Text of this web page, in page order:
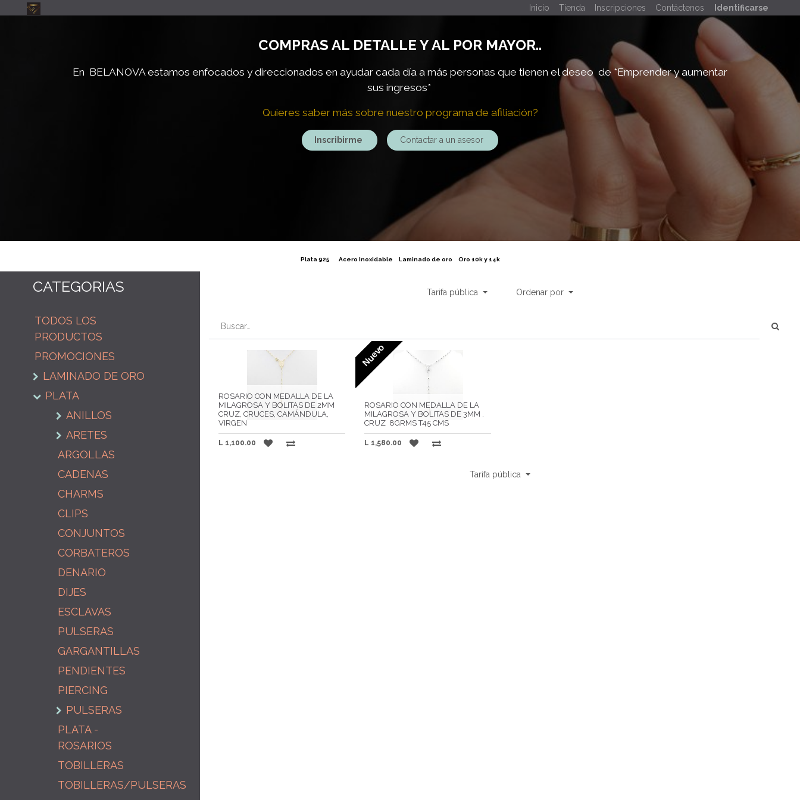
Inicio Tienda Inscripciones Contáctenos Identificarse
COMPRAS AL DETALLE Y AL POR MAYOR..
En BELANOVA estamos enfocados y direccionados en ayudar cada día a más personas que tienen el deseo de *Emprender y aumentar
sus ingresos*
Quieres saber más sobre nuestro programa de afiliación?
Inscribirme Contactar a un asesor
Plata 925 Acero Inoxidable Laminado de oro Oro 10k y 14k
CATEGORIAS
TODOS LOS
PRODUCTOS
PROMOCIONES
LAMINADO DE ORO
PLATA
ANILLOS
ARETES
ARGOLLAS
CADENAS
CHARMS
CLIPS
CONJUNTOS
CORBATEROS
DENARIO
DIJES
ESCLAVAS
PULSERAS
GARGANTILLAS
PENDIENTES
PIERCING
PULSERAS
PLATA -
ROSARIOS
TOBILLERAS
TOBILLERAS/PULSERAS
Tarifa pública Ordenar por
ROSARIO CON MEDALLA DE LA
MILAGROSA Y BOLITAS DE 2MM
CRUZ, CRUCES, CAMÁNDULA,
VIRGEN
L 1,100.00
Nuevo
ROSARIO CON MEDALLA DE LA
MILAGROSA Y BOLITAS DE 3MM .
CRUZ 8GRMS T45 CMS
L 1,580.00
Tarifa pública